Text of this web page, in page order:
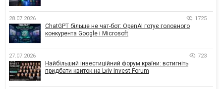
28.07.2026 1725
ChatGPT більше не чат-бот: OpenAI готує головного
конкурента Google і Microsoft
27.07.2026 723
Найбільший інвестиційний форум країни: встигніть
придбати квиток на Lviv Invest Forum